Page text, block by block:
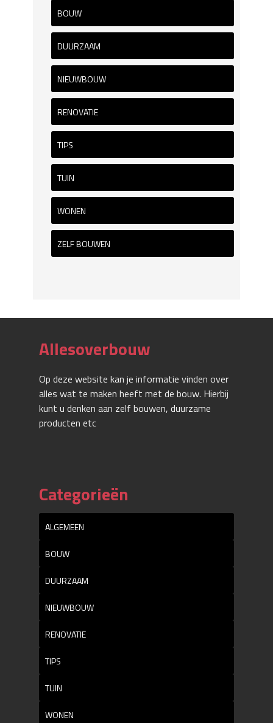
BOUW
DUURZAAM
NIEUWBOUW
RENOVATIE
TIPS
TUIN
WONEN
ZELF BOUWEN
Allesoverbouw
Op deze website kan je informatie vinden over
alles wat te maken heeft met de bouw. Hierbij
kunt u denken aan zelf bouwen, duurzame
producten etc
Categorieën
ALGEMEEN
BOUW
DUURZAAM
NIEUWBOUW
RENOVATIE
TIPS
TUIN
WONEN